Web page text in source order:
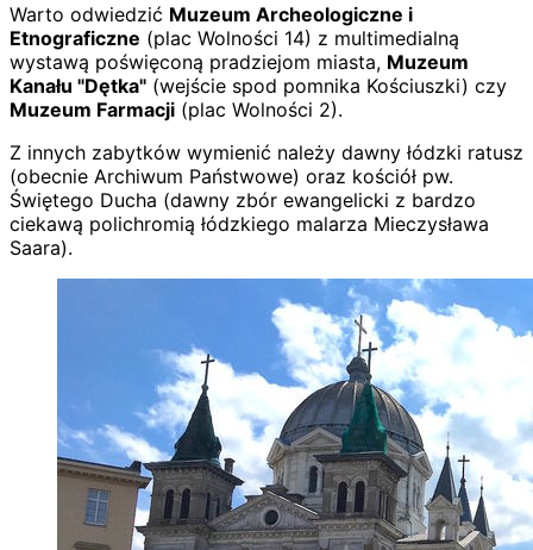
Warto odwiedzić Muzeum Archeologiczne i
Etnograficzne (plac Wolności 14) z multimedialną
wystawą poświęconą pradziejom miasta, Muzeum
Kanału "Dętka" (wejście spod pomnika Kościuszki) czy
Muzeum Farmacji (plac Wolności 2).
Z innych zabytków wymienić należy dawny łódzki ratusz
(obecnie Archiwum Państwowe) oraz kościół pw.
Świętego Ducha (dawny zbór ewangelicki z bardzo
ciekawą polichromią łódzkiego malarza Mieczysława
Saara).